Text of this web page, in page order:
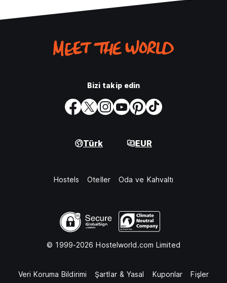
Bizi takip edin
Türk EUR
Hostels Oteller Oda ve Kahvaltı
© 1999-2026 Hostelworld.com Limited
Veri Koruma Bildirimi Şartlar & Yasal Kuponlar Fişler